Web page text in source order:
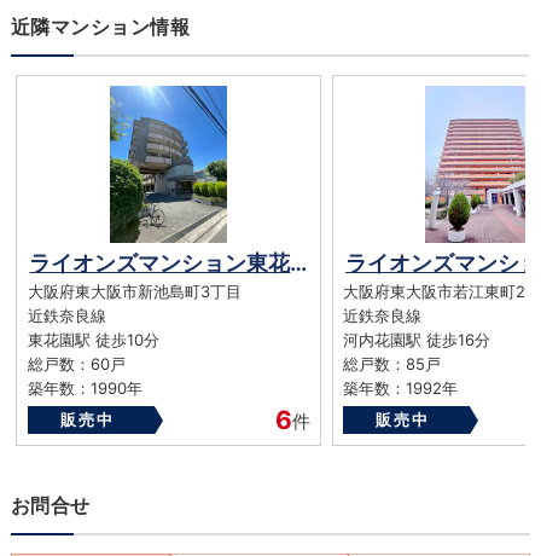
近隣マンション情報
ライオンズマンション東花園
大阪府東大阪市新池島町3丁目
近鉄奈良線
東花園駅 徒歩10分
総戸数：60戸
築年数：1990年
販売中
6件
大阪府東大阪市若江東町2
近鉄奈良線
河内花園駅 徒歩16分
総戸数：85戸
築年数：1992年
販売中
お問合せ